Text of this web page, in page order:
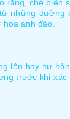
rằng, chế
những
hoa anh đào.
lên hay hư
trước khi